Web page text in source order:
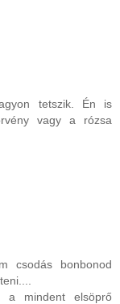
tetszik. Én is
vagy a rózsa
csodás bonbonod
mindent elsöprő